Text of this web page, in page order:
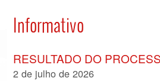
Informativo
RESULTADO DO
2 de julho de 2026